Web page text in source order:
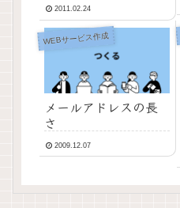
2011.02.24
WEBサービス作成
メールアドレスの長
さ
2009.12.07